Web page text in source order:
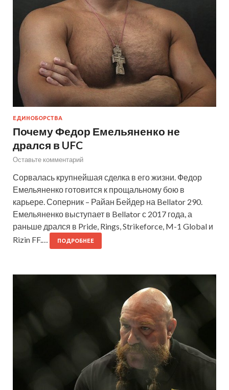
ЕДИНОБОРСТВА
Почему Федор Емельяненко не
дрался в UFC
Оставьте комментарий
Сорвалась крупнейшая сделка в его жизни. Федор
Емельяненко готовится к прощальному бою в
карьере. Соперник – Райан Бейдер на Bellator 290.
Емельяненко выступает в Bellator с 2017 года, а
раньше дрался в Pride, Rings, Strikeforce, M-1 Global и
Rizin FF.…
ПОДРОБНЕЕ